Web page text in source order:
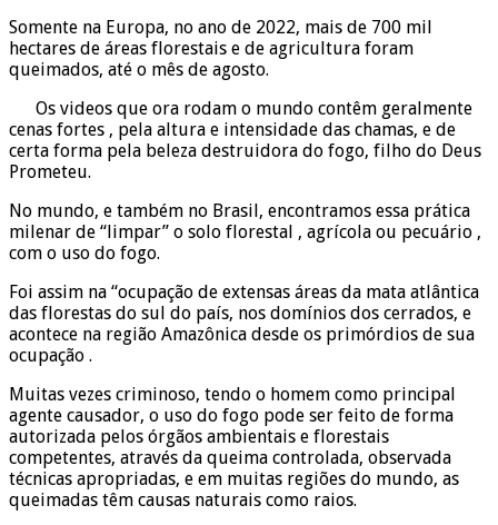
Somente na Europa, no ano de 2022, mais de 700 mil
hectares de áreas florestais e de agricultura foram
queimados, até o mês de agosto.
Os videos que ora rodam o mundo contêm geralmente
cenas fortes , pela altura e intensidade das chamas, e de
certa forma pela beleza destruidora do fogo, filho do Deus
Prometeu.
No mundo, e também no Brasil, encontramos essa prática
milenar de “limpar” o solo florestal , agrícola ou pecuário ,
com o uso do fogo.
Foi assim na “ocupação de extensas áreas da mata atlântica
das florestas do sul do país, nos domínios dos cerrados, e
acontece na região Amazônica desde os primórdios de sua
ocupação .
Muitas vezes criminoso, tendo o homem como principal
agente causador, o uso do fogo pode ser feito de forma
autorizada pelos órgãos ambientais e florestais
competentes, através da queima controlada, observada
técnicas apropriadas, e em muitas regiões do mundo, as
queimadas têm causas naturais como raios.